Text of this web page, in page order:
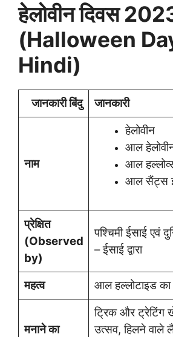
हेलोवीन दिवस
(Halloween
Hindi)
जानकारी बिंदु जानकारी
नाम
हेलोवीन
आल
आल
आल सैंट्स
प्रेक्षित
(Observed
by)
पश्चिमी ईसाई एवं
– ईसाई द्वारा
महत्व आल हल्लोटाइड का
मनाने का
ट्रिक और ट्रेटिंग
उत्सव, हिलने वाले